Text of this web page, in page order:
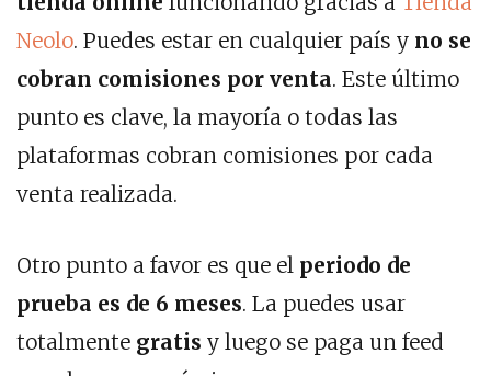
Neolo. Puedes estar en cualquier país y no se
cobran comisiones por venta. Este último
punto es clave, la mayoría o todas las
plataformas cobran comisiones por cada
venta realizada.
Otro punto a favor es que el periodo de
prueba es de 6 meses. La puedes usar
totalmente gratis y luego se paga un feed